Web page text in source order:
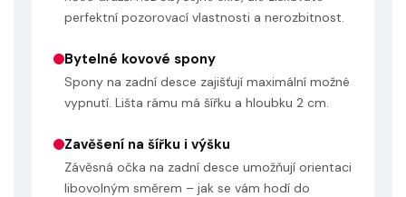
perfektní pozorovací vlastnosti a nerozbitnost.
Bytelné kovové spony
Spony na zadní desce zajišťují maximální možné
vypnutí. Lišta rámu má šířku a hloubku 2 cm.
Zavěšení na šířku i výšku
Závěsná očka na zadní desce umožňují orientaci
libovolným směrem – jak se vám hodí do